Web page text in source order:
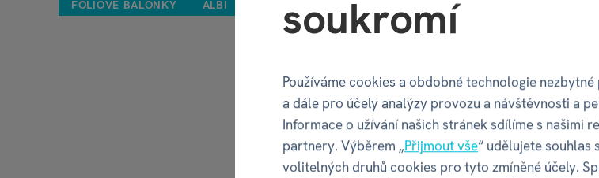
FÓLIOVÉ BALÓNKY ALBI
soukromí
Používáme cookies a obdobné technologie
a dále pro účely analýzy provozu a návštěvnosti a
Informace o užívání našich stránek sdílíme s našimi
partnery. Výběrem „Přijmout vše“ udělujete souhlas
volitelných druhů cookies pro tyto zmíněné účely.